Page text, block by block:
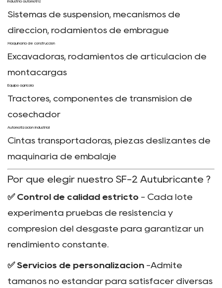
Industria automotriz
Sistemas de suspensión, mecanismos de
dirección, rodamientos de embrague
Maquinaria de construcción
Excavadoras, rodamientos de articulación de
montacargas
Equipo agrícola
Tractores, componentes de transmisión de
cosechador
Automatización industrial
Cintas transportadoras, piezas deslizantes de
maquinaria de embalaje
Por qué elegir nuestro SF-2 Autubricante ?
✅ Control de calidad estricto - Cada lote
experimenta pruebas de resistencia y
compresión del desgaste para garantizar un
rendimiento constante.
✅ Servicios de personalización -Admite
tamaños no estándar para satisfacer diversas